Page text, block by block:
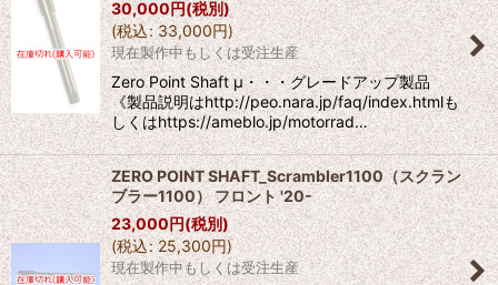
30,000円(税別)
(税込: 33,000円)
現在製作中もしくは受注生産
Zero Point Shaft μ・・・グレードアップ製品
《製品説明はhttp://peo.nara.jp/faq/index.htmlも
しくはhttps://ameblo.jp/motorrad…
ZERO POINT SHAFT_Scrambler1100（スクラン
ブラー1100） フロント '20-
23,000円(税別)
(税込: 25,300円)
現在製作中もしくは受注生産